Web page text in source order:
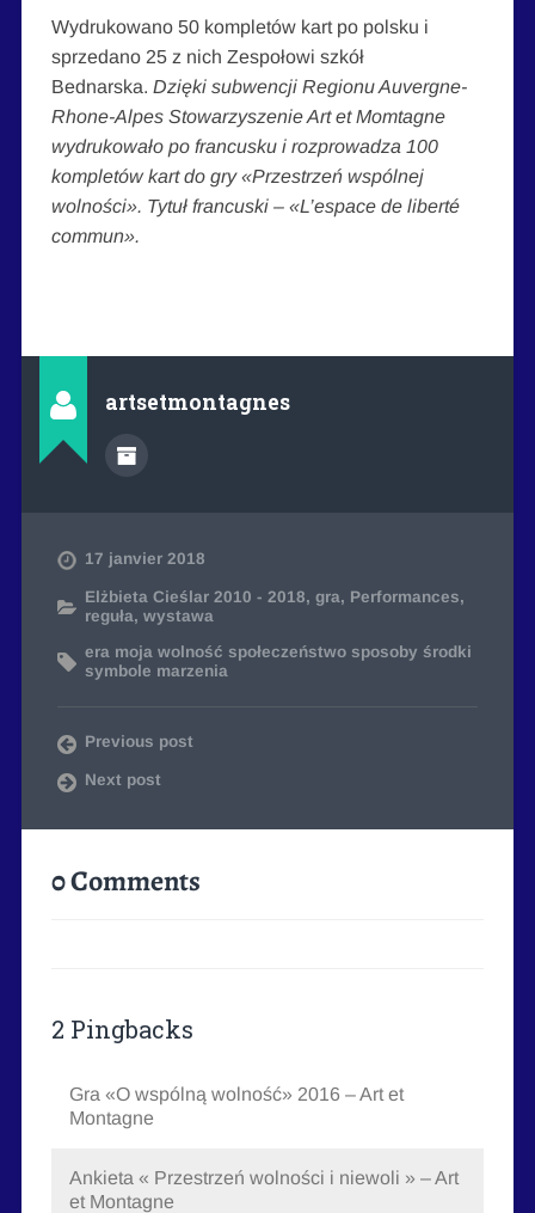
Wydrukowano 50 kompletów kart po polsku i
sprzedano 25 z nich Zespołowi szkół
Bednarska. Dzięki subwencji Regionu Auvergne-
Rhone-Alpes Stowarzyszenie Art et Momtagne
wydrukowało po francusku i rozprowadza 100
kompletów kart do gry «Przestrzeń wspólnej
wolności». Tytuł francuski – «L’espace de liberté
commun».
artsetmontagnes
17 janvier 2018
Elżbieta Cieślar 2010 - 2018, gra, Performances,
reguła, wystawa
era moja wolność społeczeństwo sposoby środki
symbole marzenia
Previous post
Next post
0 Comments
2 Pingbacks
Gra «O wspólną wolność» 2016 – Art et
Montagne
Ankieta « Przestrzeń wolności i niewoli » – Art
et Montagne